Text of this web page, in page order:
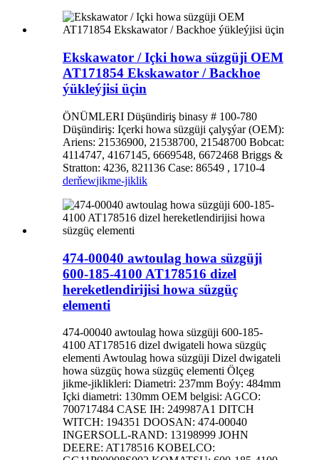
Ekskawator / Içki howa süzgüji OEM
AT171854 Ekskawator / Backhoe
ýükleýjisi üçin
ÖNÜMLERI Düşündiriş binasy # 100-780
Düşündiriş: Içerki howa süzgüji çalyşýar (OEM):
Ariens: 21536900, 21538700, 21548700 Bobcat:
4114747, 4167145, 6669548, 6672468 Briggs &
Stratton: 4236, 821136 Case: 86549 , 1710-4
derňewjikme-jiklik
474-00040 awtoulag howa süzgüji
600-185-4100 AT178516 dizel
hereketlendirijisi howa süzgüç
elementi
474-00040 awtoulag howa süzgüji 600-185-
4100 AT178516 dizel dwigateli howa süzgüç
elementi Awtoulag howa süzgüji Dizel dwigateli
howa süzgüç howa süzgüç elementi Ölçeg
jikme-jiklikleri: Diametri: 237mm Boýy: 484mm
Içki diametri: 130mm OEM belgisi: AGCO:
700717484 CASE IH: 249987A1 DITCH
WITCH: 194351 DOOSAN: 474-00040
INGERSOLL-RAND: 13198999 JOHN
DEERE: AT178516 KOBELCO: